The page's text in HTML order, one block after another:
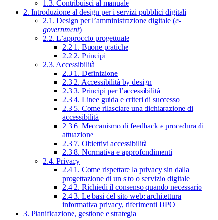
1.3. Contribuisci al manuale
2. Introduzione al design per i servizi pubblici digitali
2.1. Design per l’amministrazione digitale (e-
government)
2.2. L’approccio progettuale
2.2.1. Buone pratiche
2.2.2. Principi
2.3. Accessibilità
2.3.1. Definizione
2.3.2. Accessibilità by design
2.3.3. Principi per l’accessibilità
2.3.4. Linee guida e criteri di successo
2.3.5. Come rilasciare una dichiarazione di
accessibilità
2.3.6. Meccanismo di feedback e procedura di
attuazione
2.3.7. Obiettivi accessibilità
2.3.8. Normativa e approfondimenti
2.4. Privacy
2.4.1. Come rispettare la privacy sin dalla
progettazione di un sito o servizio digitale
2.4.2. Richiedi il consenso quando necessario
2.4.3. Le basi del sito web: architettura,
informativa privacy, riferimenti DPO
3. Pianificazione, gestione e strategia